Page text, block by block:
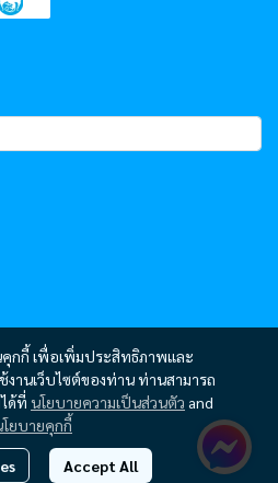
คุกกี้ เพื่อเพิ่มประสิทธิภาพและ
านเว็บไซต์ของท่าน ท่านสามารถ
ด้ที่ นโยบายความเป็นส่วนตัว and
ยบายคุกกี้
Accept All